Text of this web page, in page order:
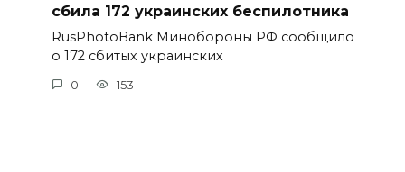
сбила 172 украинских беспилотника
RusPhotoBank Минобороны РФ сообщило
о 172 сбитых украинских
0 153